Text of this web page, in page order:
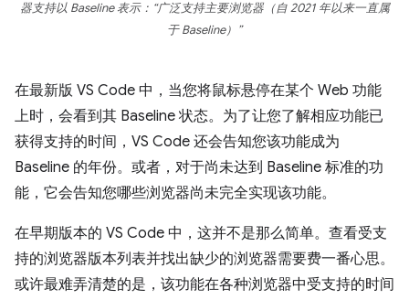
器支持以 Baseline 表示：“广泛支持主要浏览器（自 2021 年以来一直属
于 Baseline）”
在最新版 VS Code 中，当您将鼠标悬停在某个 Web 功能
上时，会看到其 Baseline 状态。为了让您了解相应功能已
获得支持的时间，VS Code 还会告知您该功能成为
Baseline 的年份。或者，对于尚未达到 Baseline 标准的功
能，它会告知您哪些浏览器尚未完全实现该功能。
在早期版本的 VS Code 中，这并不是那么简单。查看受支
持的浏览器版本列表并找出缺少的浏览器需要费一番心思。
或许最难弄清楚的是，该功能在各种浏览器中受支持的时间